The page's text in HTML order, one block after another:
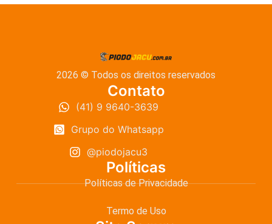
2026 © Todos os direitos reservados
Contato
(41) 9 9640-3639
Grupo do Whatsapp
@piodojacu3
Políticas
Políticas de Privacidade
Termo de Uso